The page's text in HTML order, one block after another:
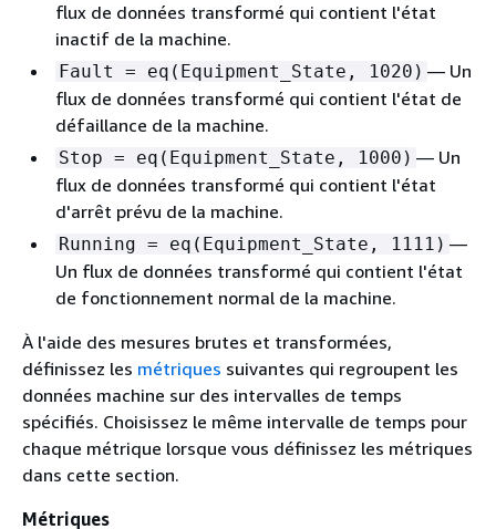
flux de données transformé qui contient l'état
inactif de la machine.
Fault = eq(Equipment_State, 1020) — Un
flux de données transformé qui contient l'état de
défaillance de la machine.
Stop = eq(Equipment_State, 1000) — Un
flux de données transformé qui contient l'état
d'arrêt prévu de la machine.
Running = eq(Equipment_State, 1111) —
Un flux de données transformé qui contient l'état
de fonctionnement normal de la machine.
À l'aide des mesures brutes et transformées,
définissez les métriques suivantes qui regroupent les
données machine sur des intervalles de temps
spécifiés. Choisissez le même intervalle de temps pour
chaque métrique lorsque vous définissez les métriques
dans cette section.
Métriques